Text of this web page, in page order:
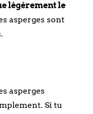
légèrement le
asperges sont
asperges
Si tu